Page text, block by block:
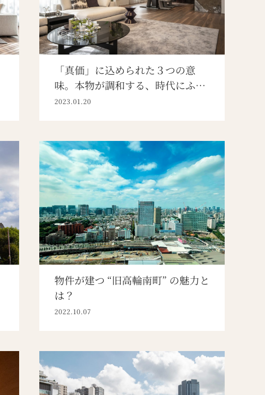
「真価」に込められた３つの意
味。本物が調和する、時代にふさ
わしい空間へ。
2023.01.20
物件が建つ “旧高輪南町” の魅力と
は？
2022.10.07